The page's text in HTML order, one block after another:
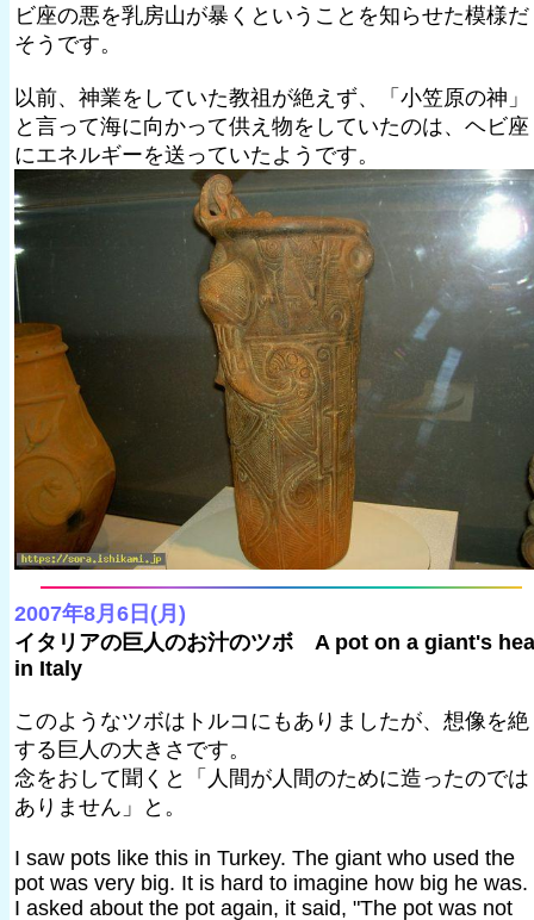
ビ座の悪を乳房山が暴くということを知らせた模様だ
そうです。
以前、神業をしていた教祖が絶えず、「小笠原の神」
と言って海に向かって供え物をしていたのは、ヘビ座
にエネルギーを送っていたようです。
2007年8月6日(月)
イタリアの巨人のお汁のツボ A pot on a giant's
in Italy
このようなツボはトルコにもありましたが、想像を絶
する巨人の大きさです。
念をおして聞くと「人間が人間のために造ったのでは
ありません」と。
I saw pots like this in Turkey. The giant who used the
pot was very big. It is hard to imagine how big he was.
I asked about the pot again, it said, "The pot was not